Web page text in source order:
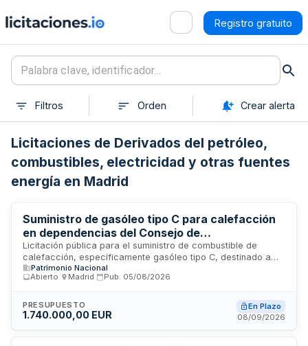
Registro gratuito
Filtros Orden Crear alerta
Licitaciones de Derivados del petróleo,
combustibles, electricidad y otras fuentes
energía en Madrid
Suministro de gasóleo tipo C para calefacción
en dependencias del Consejo de
Administración del Patrimonio Nacional
Licitación pública para el suministro de combustible de
calefacción, específicamente gasóleo tipo C, destinado a
abastecer las calderas de gasoil con consumos
estacionales ubicadas en las dependencias del Consejo de
mediante precios unitarios y se tramita conforme a
procedimiento abierto ordinario bajo legislación armonizada.
Patrimonio Nacional
Abierto
Madrid Pub. 05/08/2026
PRESUPUESTO
1.740.000,00 EUR
En Plazo
08/09/2026